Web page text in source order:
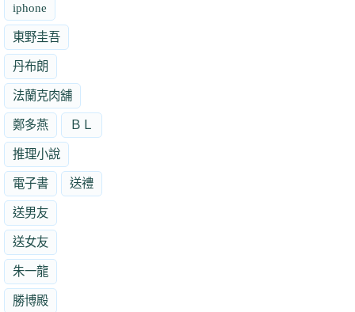
iphone
東野圭吾
丹布朗
法蘭克肉舖
鄭多燕 ＢＬ
推理小說
電子書 送禮
送男友
送女友
朱一龍
勝博殿